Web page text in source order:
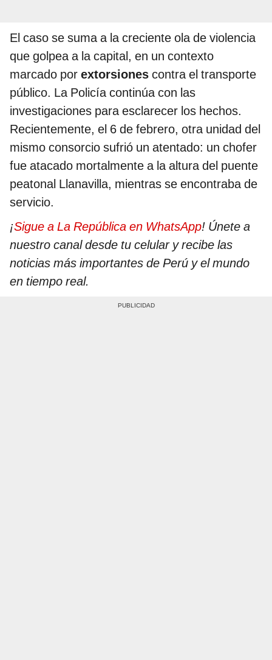
El caso se suma a la creciente ola de violencia
que golpea a la capital, en un contexto
marcado por extorsiones contra el transporte
público. La Policía continúa con las
investigaciones para esclarecer los hechos.
Recientemente, el 6 de febrero, otra unidad del
mismo consorcio sufrió un atentado: un chofer
fue atacado mortalmente a la altura del puente
peatonal Llanavilla, mientras se encontraba de
servicio.
¡Sigue a La República en WhatsApp! Únete a
nuestro canal desde tu celular y recibe las
noticias más importantes de Perú y el mundo
en tiempo real.